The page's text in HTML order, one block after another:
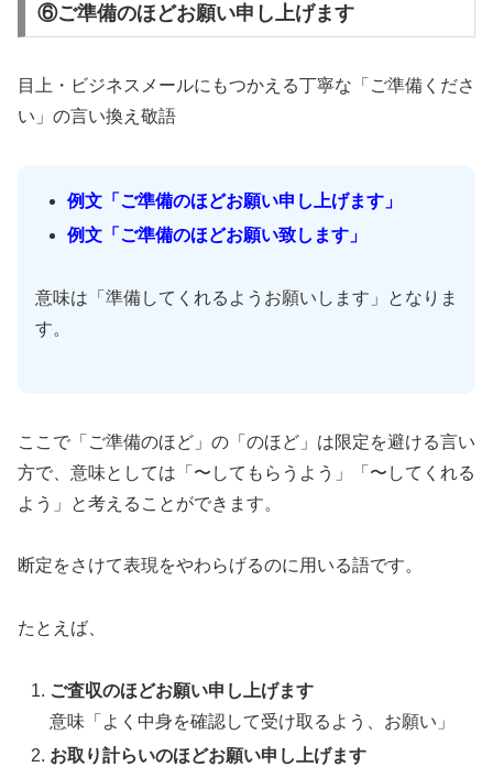
⑥ご準備のほどお願い申し上げます
目上・ビジネスメールにもつかえる丁寧な「ご準備くださ
い」の言い換え敬語
例文「ご準備のほどお願い申し上げます」
例文「ご準備のほどお願い致します」
意味は「準備してくれるようお願いします」となりま
す。
ここで「ご準備のほど」の「のほど」は限定を避ける言い
方で、意味としては「〜してもらうよう」「〜してくれる
よう」と考えることができます。
断定をさけて表現をやわらげるのに用いる語です。
たとえば、
ご査収のほどお願い申し上げます
意味「よく中身を確認して受け取るよう、お願い」
お取り計らいのほどお願い申し上げます